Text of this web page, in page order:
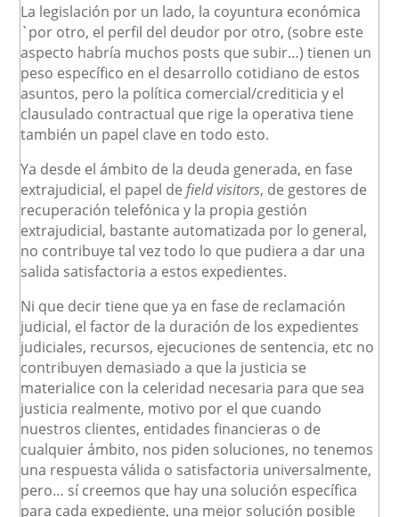
La legislación por un lado, la coyuntura económica
`por otro, el perfil del deudor por otro, (sobre este
aspecto habría muchos posts que subir…) tienen un
peso específico en el desarrollo cotidiano de estos
asuntos, pero la política comercial/crediticia y el
clausulado contractual que rige la operativa tiene
también un papel clave en todo esto.
Ya desde el ámbito de la deuda generada, en fase
extrajudicial, el papel defield visitors, de gestores de
recuperación telefónica y la propia gestión
extrajudicial, bastante automatizada por lo general,
no contribuye tal vez todo lo que pudiera a dar una
salida satisfactoria a estos expedientes.
Ni que decir tiene que ya en fase de reclamación
judicial, el factor de la duración de los expedientes
judiciales, recursos, ejecuciones de sentencia, etc no
contribuyen demasiado a que la justicia se
materialice con la celeridad necesaria para que sea
justicia realmente, motivo por el que cuando
nuestros clientes, entidades financieras o de
cualquier ámbito, nos piden soluciones, no tenemos
una respuesta válida o satisfactoria universalmente,
pero… sí creemos que hay una solución específica
para cada expediente, una mejor solución posible